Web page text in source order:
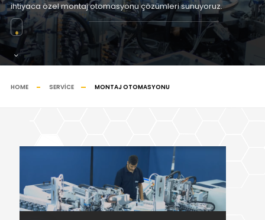
ihtiyaca özel montaj otomasyonu çözümleri sunuyoruz.
HOME SERVICE MONTAJ OTOMASYONU